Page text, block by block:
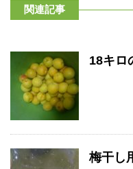
関連記事
18キロ
梅干し